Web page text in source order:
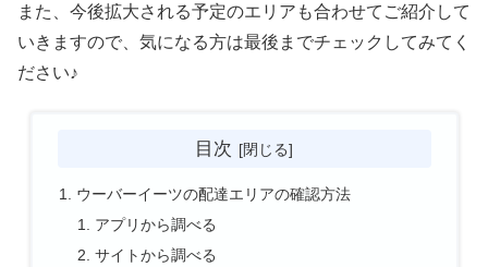
また、今後拡大される予定のエリアも合わせてご紹介して
いきますので、気になる方は最後までチェックしてみてく
ださい♪
目次
ウーバーイーツの配達エリアの確認方法
アプリから調べる
サイトから調べる